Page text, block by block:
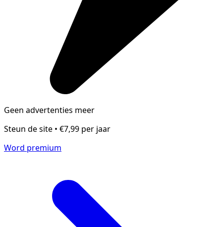
Geen advertenties meer
Steun de site • €7,99 per jaar
Word premium